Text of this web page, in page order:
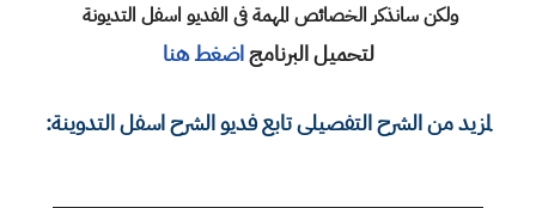
ولكن سانذكر الخصائص المهمة فى الفديو اسفل التديونة
لتحميل البرنامجاضغط هنا
لمزيد من الشرح التفصيلى تابع فديو الشرح اسفل التدوينة: